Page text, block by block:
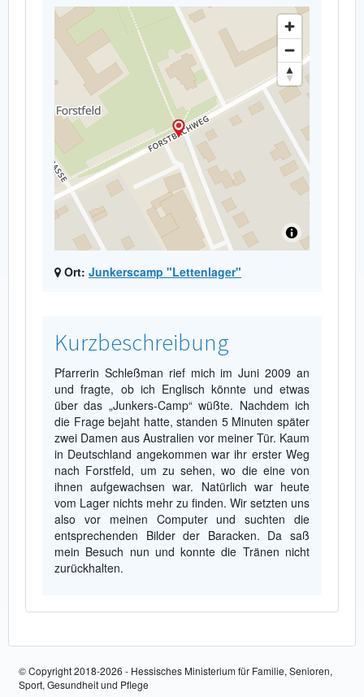
Ort: Junkerscamp "Lettenlager"
Kurzbeschreibung
Pfarrerin Schleßman rief mich im Juni 2009 an
und fragte, ob ich Englisch könnte und etwas
über das „Junkers-Camp“ wüßte. Nachdem ich
die Frage bejaht hatte, standen 5 Minuten später
zwei Damen aus Australien vor meiner Tür. Kaum
in Deutschland angekommen war ihr erster Weg
nach Forstfeld, um zu sehen, wo die eine von
ihnen aufgewachsen war. Natürlich war heute
vom Lager nichts mehr zu finden. Wir setzten uns
also vor meinen Computer und suchten die
entsprechenden Bilder der Baracken. Da saß
mein Besuch nun und konnte die Tränen nicht
zurückhalten.
© Copyright 2018-2026 - Hessisches Ministerium für Familie, Senioren,
Sport, Gesundheit und Pflege